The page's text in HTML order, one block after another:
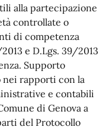
alla partecipazione
controllate o
di competenza
e D.Lgs. 39/2013
Supporto
nei rapporti con la
e contabili
di Genova a
del Protocollo